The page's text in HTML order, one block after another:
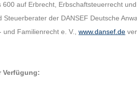
auf Erbrecht, Erbschaftsteuerrecht
der DANSEF Deutsche
und Familienrecht e. V.,www.dansef.de
Verfügung: